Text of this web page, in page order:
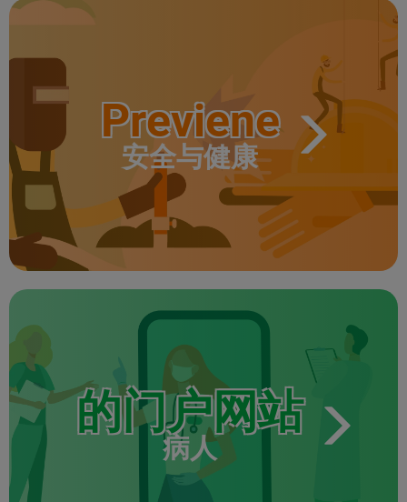
Previene
安全与健康
的门户网站
病人